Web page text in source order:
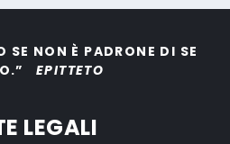
SE NON È PADRONE DI SE
EPITTETO
LEGALI